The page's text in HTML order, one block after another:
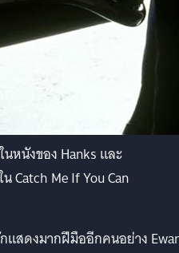
หนังของ Hanks และ
Catch Me If You Can
สดงมากฝีมืออีกคนอย่าง